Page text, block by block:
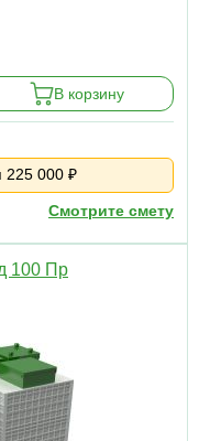
В корзину
225 000 ₽
Смотрите смету
100 Пр